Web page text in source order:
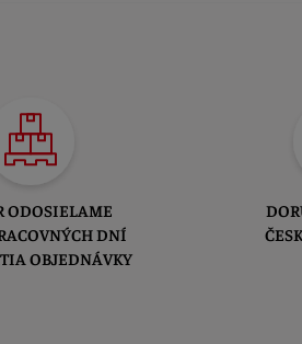
ODOSIELAME
DNÍ
OBJEDNÁVKY